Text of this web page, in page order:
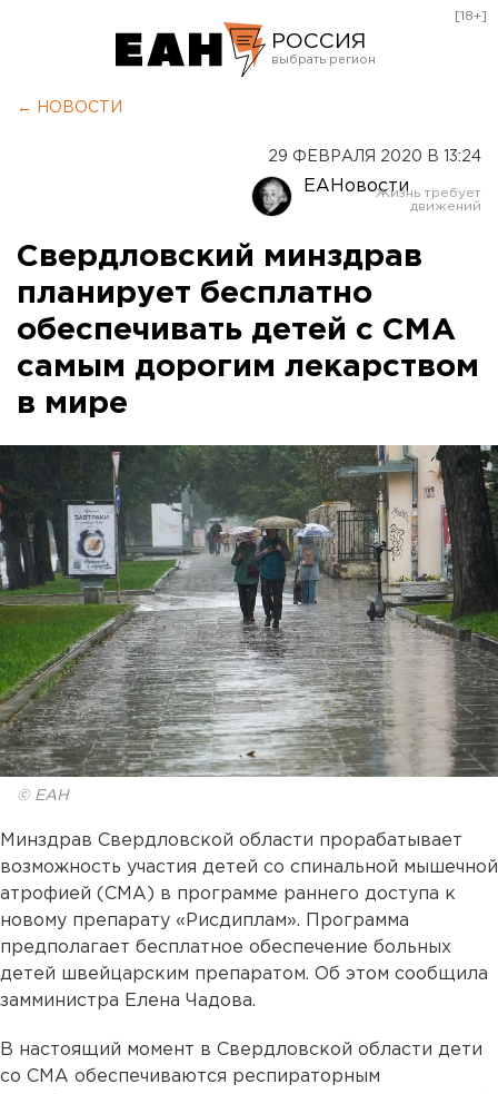
РОССИЯ
Оренбург
[18+]
← НОВОСТИ
29 ФЕВРАЛЯ 2020 В 13:24
ЕАНовости
Свердловский минздрав
планирует бесплатно
обеспечивать детей с СМА
самым дорогим лекарством
в мире
© ЕАН
Минздрав Свердловской области прорабатывает
возможность участия детей со спинальной мышечной
атрофией (СМА) в программе раннего доступа к
новому препарату «Рисдиплам». Программа
предполагает бесплатное обеспечение больных
детей швейцарским препаратом. Об этом сообщила
замминистра Елена Чадова.
В настоящий момент в Свердловской области дети
со СМА обеспечиваются респираторным